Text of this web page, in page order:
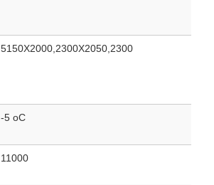
5150X2000,2300X2050,2300
-5 oC
11000